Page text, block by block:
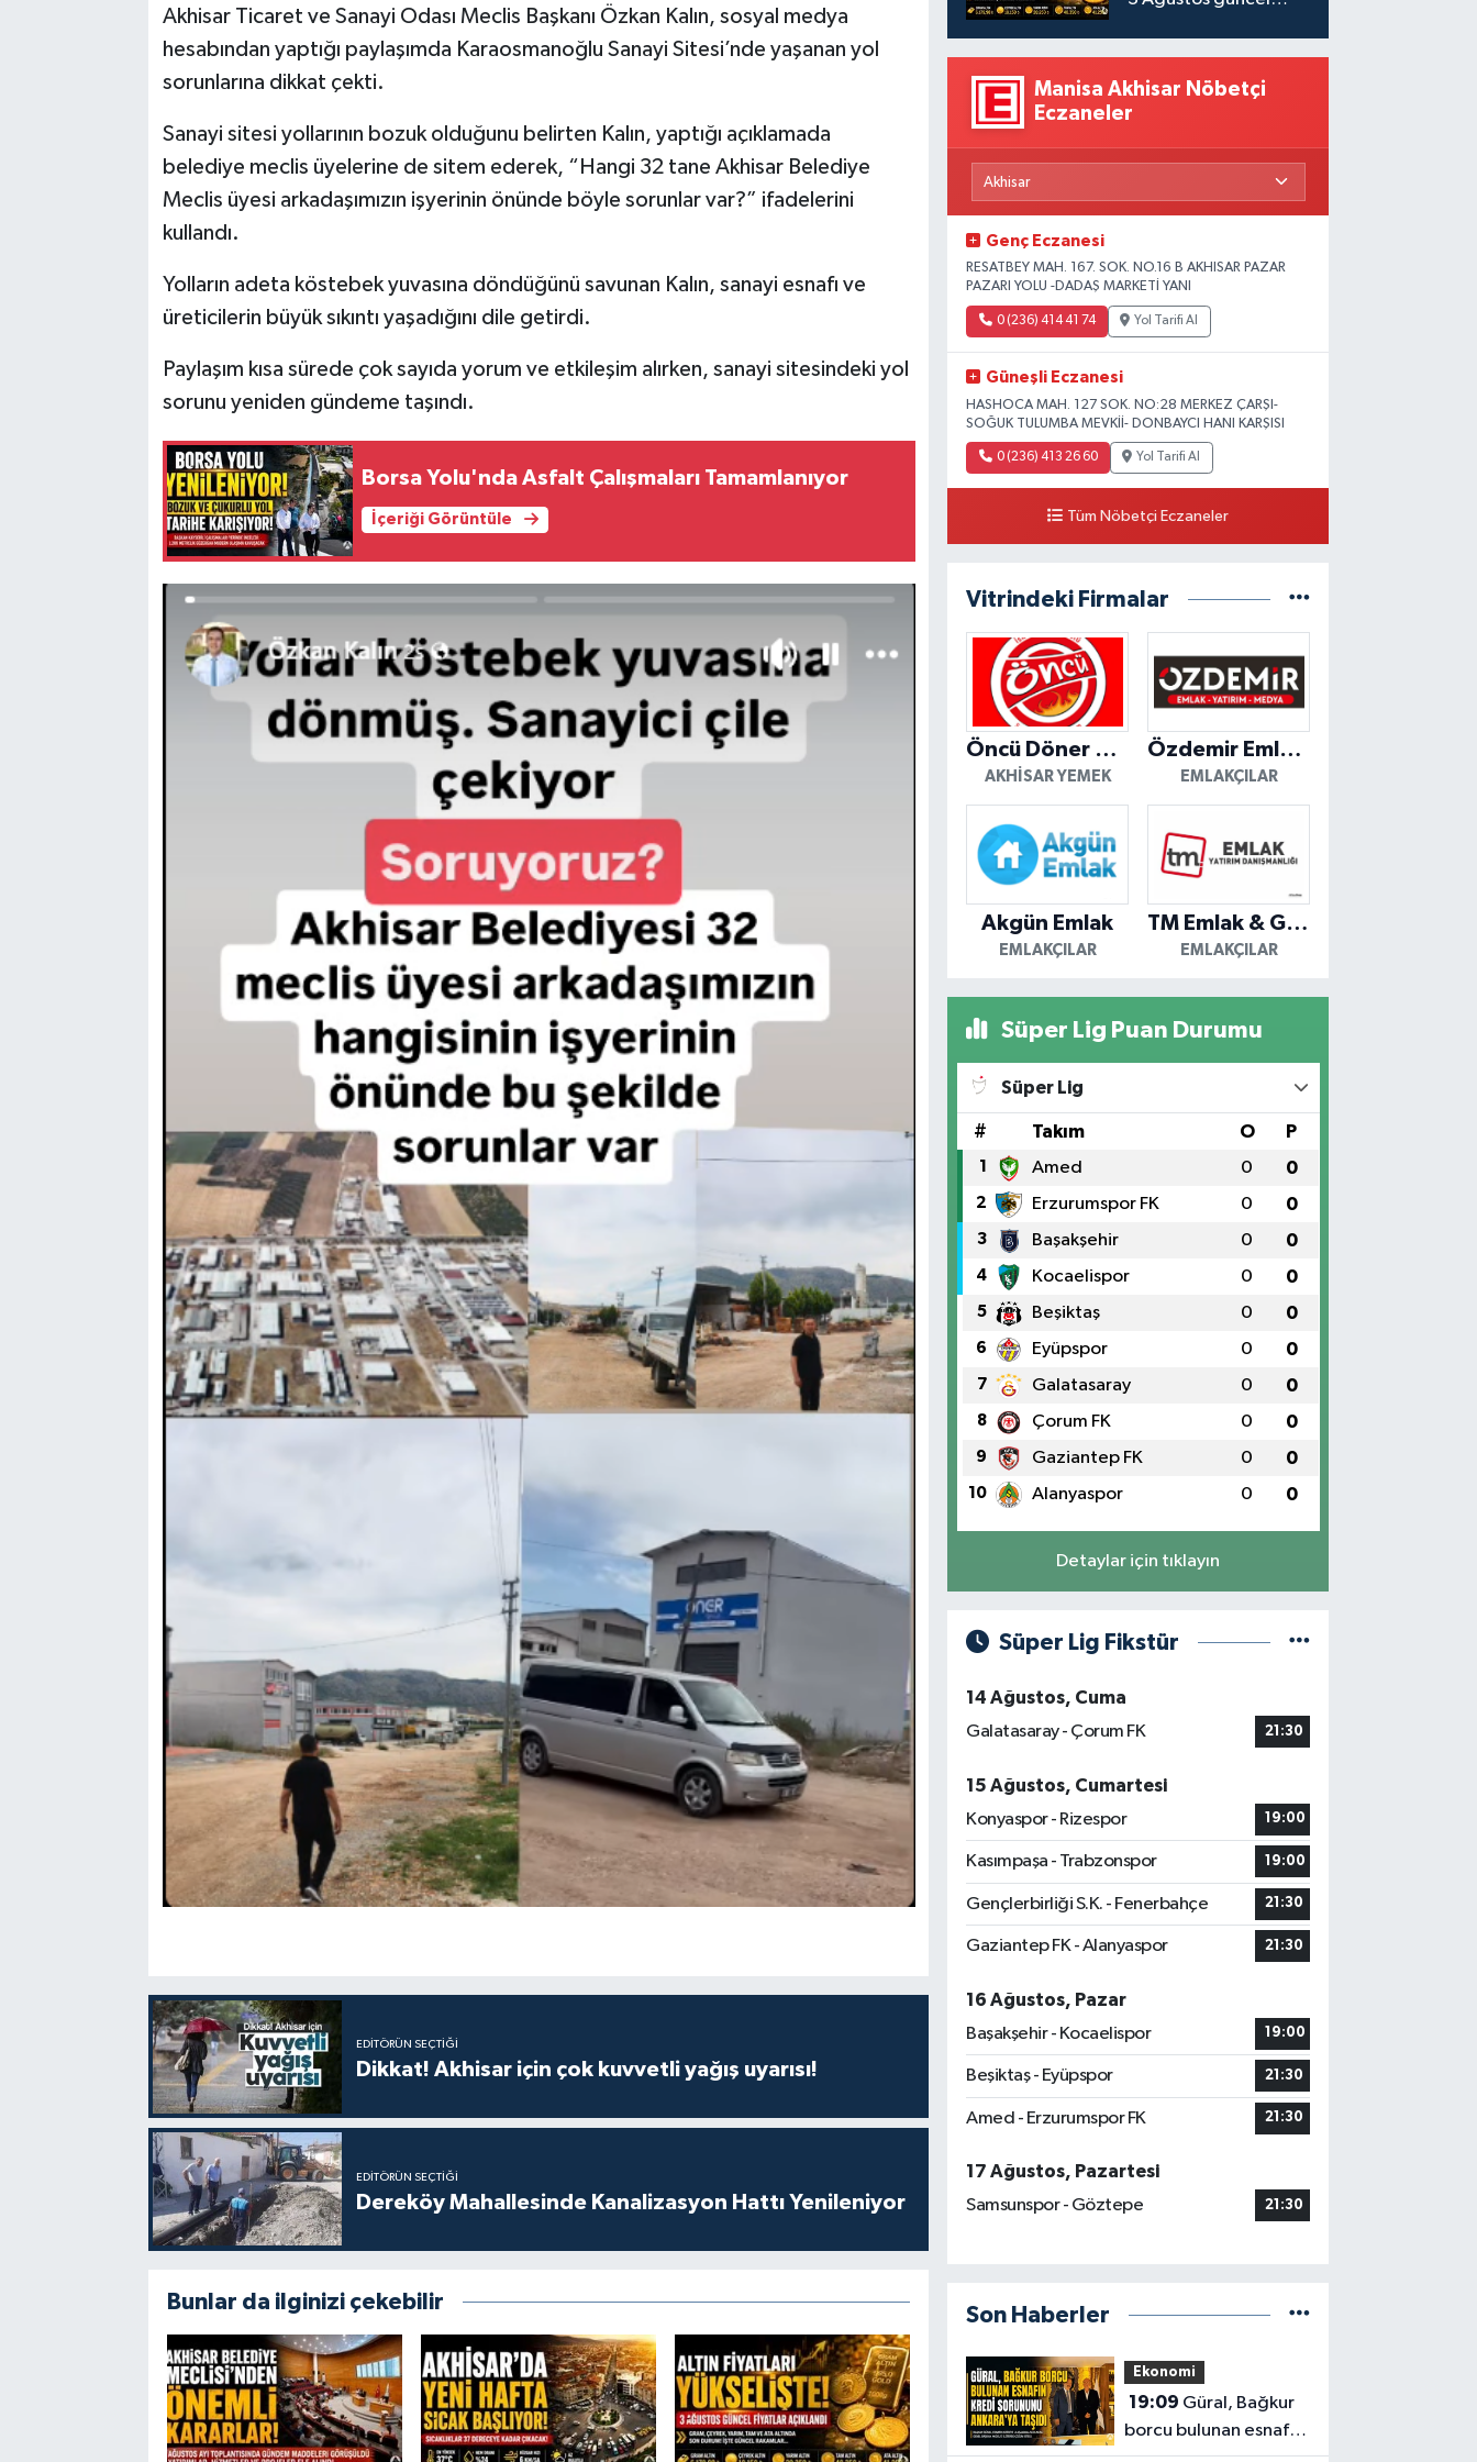
Akhisar Ticaret ve Sanayi Odası Meclis Başkanı Özkan Kalın, sosyal medya
hesabından yaptığı paylaşımda Karaosmanoğlu Sanayi Sitesi’nde yaşanan yol
sorunlarına dikkat çekti.
Sanayi sitesi yollarının bozuk olduğunu belirten Kalın, yaptığı açıklamada
belediye meclis üyelerine de sitem ederek, “Hangi 32 tane Akhisar Belediye
Meclis üyesi arkadaşımızın işyerinin önünde böyle sorunlar var?” ifadelerini
kullandı.
Yolların adeta köstebek yuvasına döndüğünü savunan Kalın, sanayi esnafı ve
üreticilerin büyük sıkıntı yaşadığını dile getirdi.
Paylaşım kısa sürede çok sayıda yorum ve etkileşim alırken, sanayi sitesindeki yol
sorunu yeniden gündeme taşındı.
Borsa Yolu'nda Asfalt Çalışmaları Tamamlanıyor
İçeriği Görüntüle
EDITÖRÜN SEÇTIĞI
Dikkat! Akhisar için çok kuvvetli yağış uyarısı!
EDITÖRÜN SEÇTIĞI
Dereköy Mahallesinde Kanalizasyon Hattı Yenileniyor
Bunlar da ilginizi çekebilir
Manisa Akhisar Nöbetçi
Eczaneler
Genç Eczanesi
RESATBEY MAH. 167. SOK. NO.16 B AKHISAR PAZAR
PAZARI YOLU -DADAŞ MARKETİ YANI
0 (236) 414 41 74 Yol Tarifi Al
Güneşli Eczanesi
HASHOCA MAH. 127 SOK. NO:28 MERKEZ ÇARŞI-
SOĞUK TULUMBA MEVKİİ- DONBAYCI HANI KARŞISI
0 (236) 413 26 60 Yol Tarifi Al
Tüm Nöbetçi Eczaneler
Vitrindeki Firmalar
Öncü Döner Akhisar
AKHISAR YEMEK
Özdemir Emlak Yatırım
EMLAKÇILAR
Akgün Emlak
EMLAKÇILAR
TM Emlak & Gayrimenkul
EMLAKÇILAR
Süper Lig Puan Durumu
Süper Lig
# Takım O P
1 Amed 0 0
2 Erzurumspor FK 0 0
3 Başakşehir 0 0
4 Kocaelispor 0 0
5 Beşiktaş 0 0
6 Eyüpspor 0 0
7 Galatasaray 0 0
8 Çorum FK 0 0
9 Gaziantep FK 0 0
10 Alanyaspor 0 0
Detaylar için tıklayın
Süper Lig Fikstür
14 Ağustos, Cuma
Galatasaray - Çorum FK
21:30
15 Ağustos, Cumartesi
Konyaspor - Rizespor
19:00
Kasımpaşa - Trabzonspor 19:00
Gençlerbirliği S.K. - Fenerbahçe 21:30
Gaziantep FK - Alanyaspor 21:30
16 Ağustos, Pazar
Başakşehir - Kocaelispor
19:00
Beşiktaş - Eyüpspor 21:30
Amed - Erzurumspor FK 21:30
17 Ağustos, Pazartesi
Samsunspor - Göztepe
21:30
Son Haberler
Ekonomi
19:09
borcu bulunan esnafın
Akhisar Emlak